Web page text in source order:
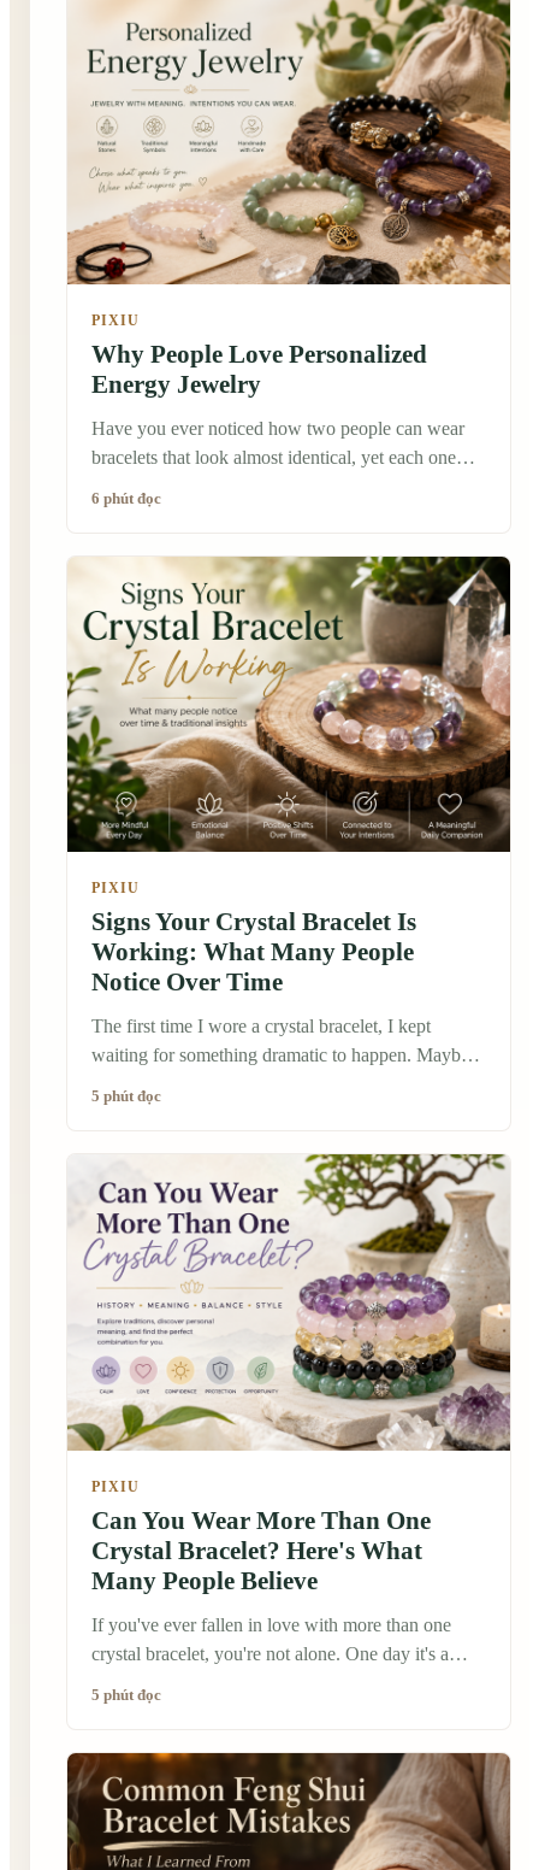
something that would last longer than flowers or
chocolates. That's when I discovered the tradition of
lucky bracelets. Many people believe a bracelet isn't
just a piece of jewelry—it can also become a small
reminder of hope, courage, and good intentions.
Whether or not you believe in luck itself, wearing
something meaningful every day can make life's
next adventure feel a little more personal.
PIXIU
Why People Love Personalized
Energy Jewelry
Have you ever noticed how two people can wear
bracelets that look almost identical, yet each one
wasn't the most expensive piece, and honestly, it
wasn't even the one that caught my eye first. But
the shop owner asked me a question I'll never
forget: "What do you hope to invite into your life?"
That simple question changed the way I looked at
jewelry.
6 phút đọc
PIXIU
Signs Your Crystal Bracelet Is
Working: What Many People
Notice Over Time
The first time I wore a crystal bracelet, I kept
waiting for something dramatic to happen. Maybe
I found myself taking deeper breaths during
stressful moments. I paused before reacting to small
frustrations. Whether that came from the bracelet
itself or simply because it reminded me to slow
down, I honestly can't say. But that experience
made me understand why crystal bracelets have
remained meaningful across different cultures for
centuries.
5 phút đọc
PIXIU
Can You Wear More Than One
Crystal Bracelet? Here's What
Many People Believe
If you've ever fallen in love with more than one
crystal bracelet, you're not alone. One day it's a
together? The short answer is yes—many people
do. There is no universal rule saying you can only
wear one crystal bracelet at a time. In fact, many
people believe different crystals can complement
5 phút đọc